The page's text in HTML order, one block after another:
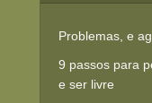
Problemas, e
9 passos para
e ser livre